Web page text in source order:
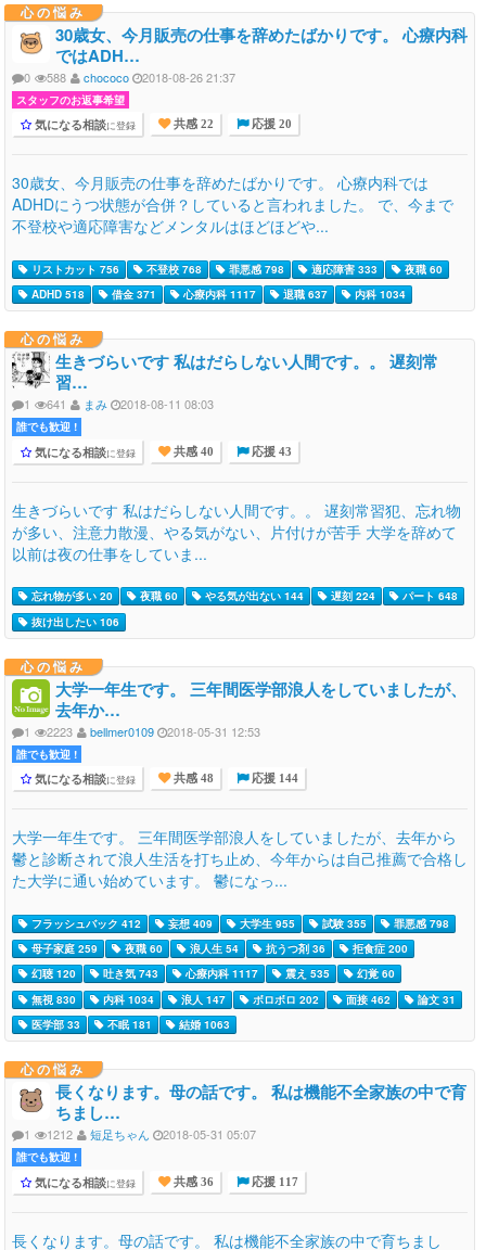
心の悩み
30歳女、今月販売の仕事を辞めたばかりです。 心療内科
ではADH…
0 588 chococo 2018-08-26 21:37
スタッフのお返事希望
気になる相談に登録 共感 22 応援 20
30歳女、今月販売の仕事を辞めたばかりです。 心療内科では
ADHDにうつ状態が合併？していると言われました。 で、今まで
不登校や適応障害などメンタルはほどほどや...
リストカット 756 不登校 768 罪悪感 798 適応障害 333
夜職 60
ADHD 518
借金 371 心療内科 1117 退職 637 内科 1034
心の悩み
生きづらいです 私はだらしない人間です。。 遅刻常
習…
1 641 まみ 2018-08-11 08:03
誰でも歓迎 !
気になる相談に登録 共感 40 応援 43
生きづらいです 私はだらしない人間です。。 遅刻常習犯、忘れ物
が多い、注意力散漫、やる気がない、片付けが苦手 大学を辞めて
以前は夜の仕事をしていま...
忘れ物が多い 20 夜職 60 やる気が出ない 144 遅刻 224
パート 648
抜け出したい 106
心の悩み
大学一年生です。 三年間医学部浪人をしていましたが、
去年か…
1 2223 bellmer0109 2018-05-31 12:53
誰でも歓迎 !
気になる相談に登録 共感 48 応援 144
大学一年生です。 三年間医学部浪人をしていましたが、去年から
鬱と診断されて浪人生活を打ち止め、今年からは自己推薦で合格し
た大学に通い始めています。 鬱になっ...
フラッシュバック 412 妄想 409 大学生 955 試験 355
罪悪感 798
母子家庭 259
夜職 60 浪人生 54 抗うつ剤 36
拒食症 200
幻聴 120
吐き気 743 心療内科 1117 震え 535
幻覚 60
無視 830
内科 1034 浪人 147 ボロボロ 202 面接 462
論文 31
医学部 33
不眠 181 結婚 1063
心の悩み
長くなります。母の話です。 私は機能不全家族の中で育
ちまし…
1 1212 短足ちゃん 2018-05-31 05:07
誰でも歓迎 !
気になる相談に登録 共感 36 応援 117
長くなります。母の話です。 私は機能不全家族の中で育ちまし